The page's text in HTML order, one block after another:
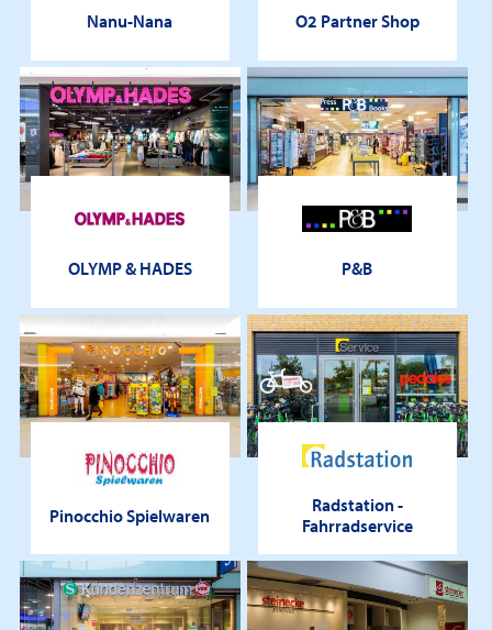
Nanu-Nana O2 Partner Shop
OLYMP & HADES P&B
Pinocchio Spielwaren
Radstation -
Fahrradservice